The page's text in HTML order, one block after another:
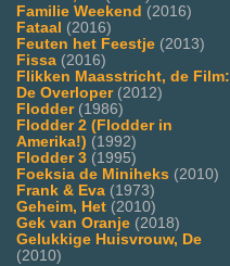
Familie Weekend (2016)
Fataal (2016)
Feuten het Feestje (2013)
Fissa (2016)
Flikken Maasstricht, de Film:
De Overloper(2012)
Flodder(1986)
Flodder 2 (Flodder in
Amerika!) (1992)
Flodder 3 (1995)
Foeksia de Miniheks (2010)
Frank & Eva (1973)
Geheim, Het (2010)
Gek van Oranje (2018)
Gelukkige Huisvrouw, De
(2010)